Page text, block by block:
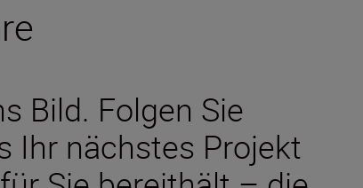
Bild. Folgen Sie
Ihr nächstes Projekt